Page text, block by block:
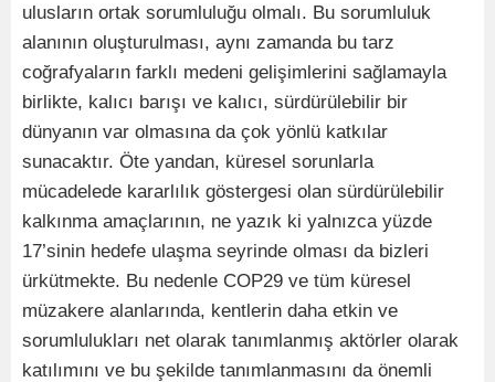
ulusların ortak sorumluluğu olmalı. Bu sorumluluk
alanının oluşturulması, aynı zamanda bu tarz
coğrafyaların farklı medeni gelişimlerini sağlamayla
birlikte, kalıcı barışı ve kalıcı, sürdürülebilir bir
dünyanın var olmasına da çok yönlü katkılar
sunacaktır. Öte yandan, küresel sorunlarla
mücadelede kararlılık göstergesi olan sürdürülebilir
kalkınma amaçlarının, ne yazık ki yalnızca yüzde
17’sinin hedefe ulaşma seyrinde olması da bizleri
ürkütmekte. Bu nedenle COP29 ve tüm küresel
müzakere alanlarında, kentlerin daha etkin ve
sorumlulukları net olarak tanımlanmış aktörler olarak
katılımını ve bu şekilde tanımlanmasını da önemli